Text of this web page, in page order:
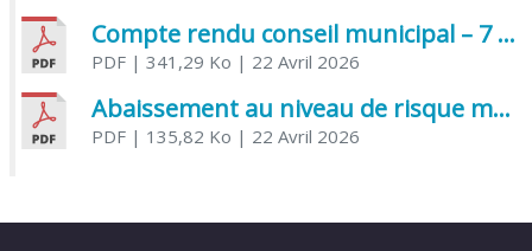
Compte rendu conseil municipal – 7 avril 2026
PDF| 341,29 Ko | 22 Avril 2026
Abaissement au niveau de risque modéré de l’Influenza aviaire
PDF| 135,82 Ko | 22 Avril 2026